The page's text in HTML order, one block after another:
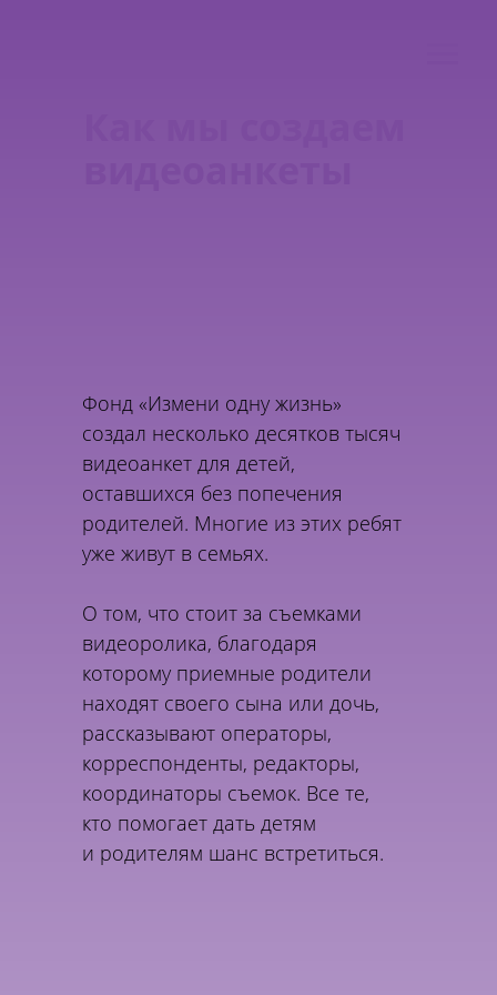
Фонд «Измени одну жизнь»
создал несколько десятков тысяч
видеоанкет для детей,
оставшихся без попечения
родителей. Многие из этих ребят
уже живут в семьях.
О том, что стоит за съемками
видеоролика, благодаря
которому приемные родители
находят своего сына или дочь,
рассказывают операторы,
корреспонденты, редакторы,
координаторы съемок. Все те,
кто помогает дать детям
и родителям шанс встретиться.